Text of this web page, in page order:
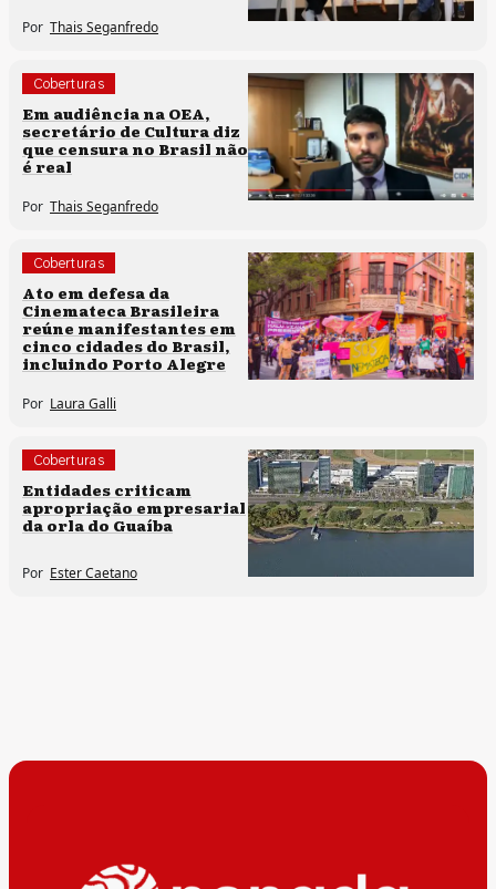
Por Thais Seganfredo
Coberturas
Direitos humanos
Em audiência na OEA,
secretário de Cultura diz
que censura no Brasil não
é real
Por Thais Seganfredo
Coberturas
Políticas culturais
Ato em defesa da
Cinemateca Brasileira
reúne manifestantes em
cinco cidades do Brasil,
incluindo Porto Alegre
Por Laura Galli
Coberturas
Direitos humanos
Entidades criticam
apropriação empresarial
da orla do Guaíba
Por Ester Caetano